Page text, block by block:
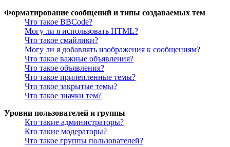
Форматирование сообщений и типы создаваемых тем
Что такое BBCode?
Могу ли я использовать HTML?
Что такое смайлики?
Могу ли я добавлять изображения к сообщениям?
Что такое важные объявления?
Что такое объявления?
Что такое прилепленные темы?
Что такое закрытые темы?
Что такое значки тем?
Уровни пользователей и группы
Кто такие администраторы?
Кто такие модераторы?
Что такое группы пользователей?